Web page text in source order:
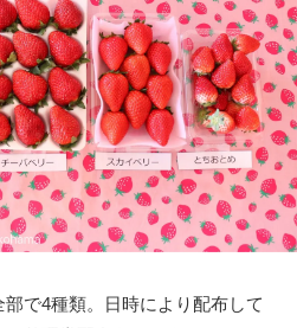
で4種類。日時により配布して